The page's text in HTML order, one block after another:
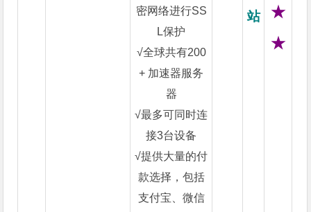
密网络进行SS
L保护
√全球共有200
+ 加速器服务
器
√最多可同时连
接3台设备
√提供大量的付
款选择，包括
支付宝、微信
站
★
★